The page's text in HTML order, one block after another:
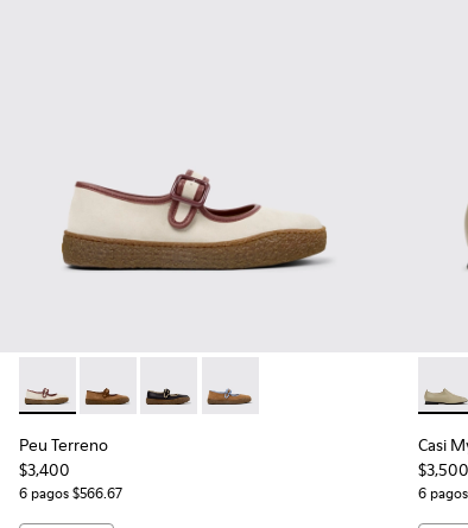
Peu Terreno - K201825-006 - Bailarinas de ante y
Peu Terreno - K201825-010
Peu Terreno - K201825-009
Peu Terreno - K201825-007
Peu Terreno
$3,400
6 pagos $566.67
Casi
Casi
$3,500
6